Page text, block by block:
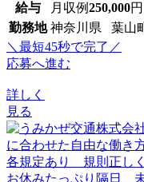
給与 月収例250,000円
勤務地 神奈川県 葉山町
＼最短45秒で完了／
応募へ進む
詳しく
見る